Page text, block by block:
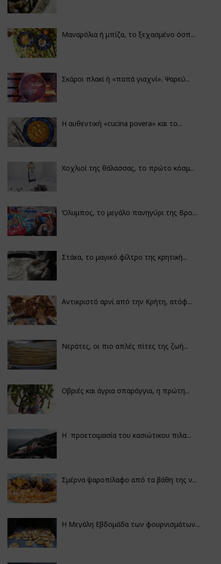
Μαναρόλια ή μπίζα, το ξεχασμένο όσπ...
Σκάροι πλακί ή «παπά γιαχνί». Ψαρεύ...
Η αυθεντική «cucina povera» και το...
Χοχλιοί της θάλασσας, το πρώτο κόσμ...
Όλυμπος, το μεγάλο πανηγύρι της Βρο...
Στάκα, το μαγικό φίλτρο της κρητική...
Αντικριστό αρνί από την Κρήτη, ατόφ...
Νεράτες, οι πιο απλές πίτες της ζωή...
Οβριές και άγρια σπαράγγια, η πρώτη...
Η προετοιμασία του κασιώτικου πιλα...
Σμέρνα ψαροπίλαφο από τα βάθη της ν...
Η Μεγάλη Εβδομάδα των φουρνισμάτων...